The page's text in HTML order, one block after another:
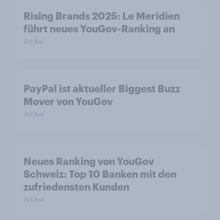
Rising Brands 2025: Le Meridien
führt neues YouGov-Ranking an
Artikel
PayPal ist aktueller Biggest Buzz
Mover von YouGov
Artikel
Neues Ranking von YouGov
Schweiz: Top 10 Banken mit den
zufriedensten Kunden
Artikel